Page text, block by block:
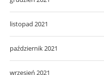
listopad 2021
październik 2021
wrzesień 2021